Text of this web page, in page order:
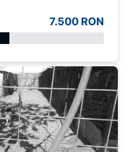
7.500 RON